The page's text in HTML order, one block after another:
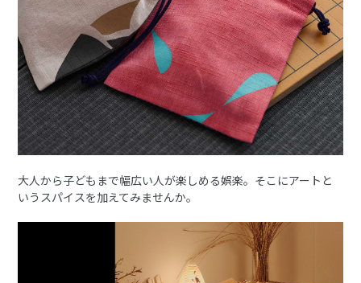
大人から子どもまで幅広い人が楽しめる娯楽。そこにアートと
いうスパイスを加えてみませんか。